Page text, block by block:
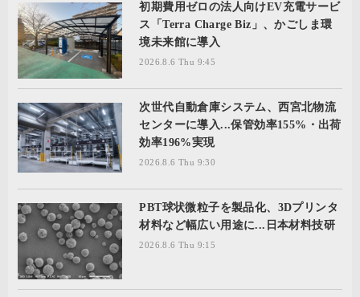
初期費用ゼロの法人向けEV充電サービ
ス「Terra Charge Biz」、かごしま環
境未来館に導入
2026.8.6 Thu 9:45
次世代自動倉庫システム、西宮北物流
センターに導入...保管効率155%・出荷
効率196%実現
2026.8.6 Thu 9:30
PBT球状微粒子を製品化、3Dプリンタ
材料など幅広い用途に...日本材料技研
2026.8.6 Thu 9:15